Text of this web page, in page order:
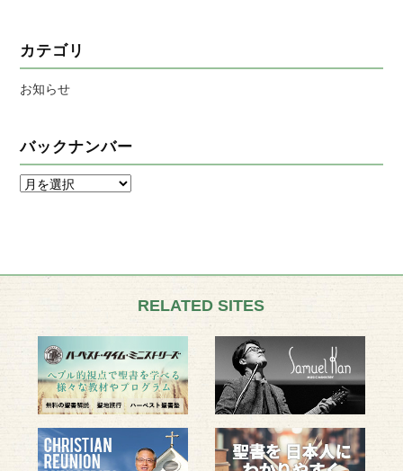
カテゴリ
お知らせ
バックナンバー
RELATED SITES